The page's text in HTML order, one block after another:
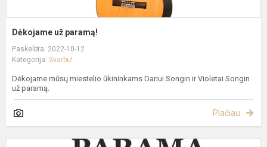
Dėkojame už paramą!
Paskelbta: 2022-10-12
Kategorija: Svarbu!
Dėkojame mūsų miestelio ūkininkams Dariui Songin ir Violetai Songin
už paramą.
Plačiau